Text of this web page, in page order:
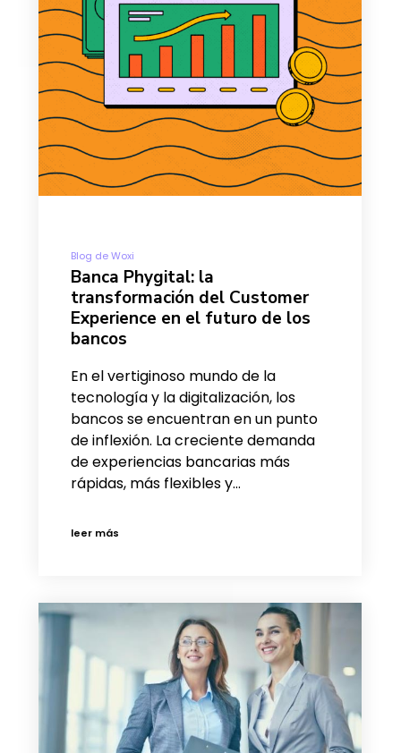
Blog de Woxi
Banca Phygital: la
transformación del Customer
Experience en el futuro de los
bancos
En el vertiginoso mundo de la
tecnología y la digitalización, los
bancos se encuentran en un punto
de inflexión. La creciente demanda
de experiencias bancarias más
rápidas, más flexibles y…
leer más